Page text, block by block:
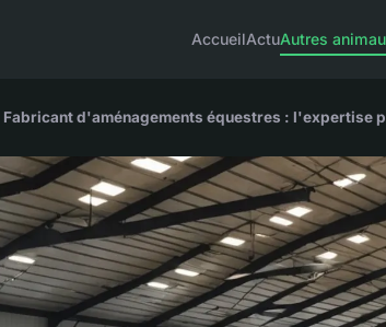
AccueilActuAutres
Fabricant d'aménagements équestres : l'expertise